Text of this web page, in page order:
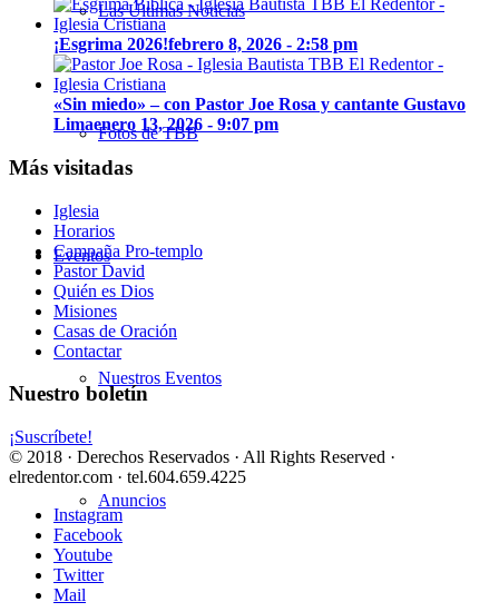
Las Últimas Noticias
Fotos de TBB
Eventos
Nuestros Eventos
Anuncios
¡Esgrima 2026!febrero 8, 2026 - 2:58 pm
«Sin miedo» – con Pastor Joe Rosa y cantante Gustavo
Limaenero 13, 2026 - 9:07 pm
Más visitadas
Iglesia
Horarios
Campaña Pro-templo
Pastor David
Quién es Dios
Misiones
Casas de Oración
Contactar
Nuestro boletín
¡Suscríbete!
© 2018 · Derechos Reservados · All Rights Reserved ·
elredentor.com · tel.604.659.4225
Instagram
Facebook
Youtube
Twitter
Mail